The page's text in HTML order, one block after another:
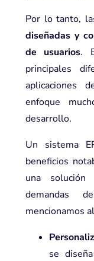
Por lo tanto,
diseñadas y
de usuarios.
principales
aplicaciones
enfoque
desarrollo.
Un sistema
beneficios
una
demandas
mencionamos
se